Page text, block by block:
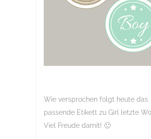
Wie versprochen folgt heute das
passende Etikett zu Girl letzte
Viel Freude damit! 🙂